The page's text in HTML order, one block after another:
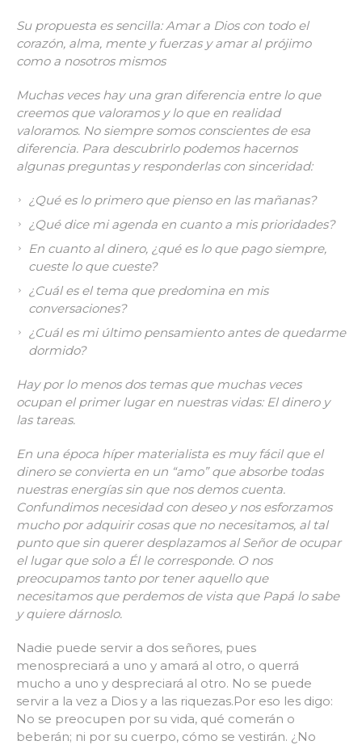
Su propuesta es sencilla: Amar a Dios con todo el
corazón, alma, mente y fuerzas y amar al prójimo
como a nosotros mismos
Muchas veces hay una gran diferencia entre lo que
creemos que valoramos y lo que en realidad
valoramos. No siempre somos conscientes de esa
diferencia. Para descubrirlo podemos hacernos
algunas preguntas y responderlas con sinceridad:
¿Qué es lo primero que pienso en las mañanas?
¿Qué dice mi agenda en cuanto a mis prioridades?
En cuanto al dinero, ¿qué es lo que pago siempre,
cueste lo que cueste?
¿Cuál es el tema que predomina en mis
conversaciones?
¿Cuál es mi último pensamiento antes de quedarme
dormido?
Hay por lo menos dos temas que muchas veces
ocupan el primer lugar en nuestras vidas: El dinero y
las tareas.
En una época híper materialista es muy fácil que el
dinero se convierta en un “amo” que absorbe todas
nuestras energías sin que nos demos cuenta.
Confundimos necesidad con deseo y nos esforzamos
mucho por adquirir cosas que no necesitamos, al tal
punto que sin querer desplazamos al Señor de ocupar
el lugar que solo a Él le corresponde. O nos
preocupamos tanto por tener aquello que
necesitamos que perdemos de vista que Papá lo sabe
y quiere dárnoslo.
Nadie puede servir a dos señores, pues
menospreciará a uno y amará al otro, o querrá
mucho a uno y despreciará al otro. No se puede
servir a la vez a Dios y a las riquezas.Por eso les digo:
No se preocupen por su vida, qué comerán o
beberán; ni por su cuerpo, cómo se vestirán. ¿No